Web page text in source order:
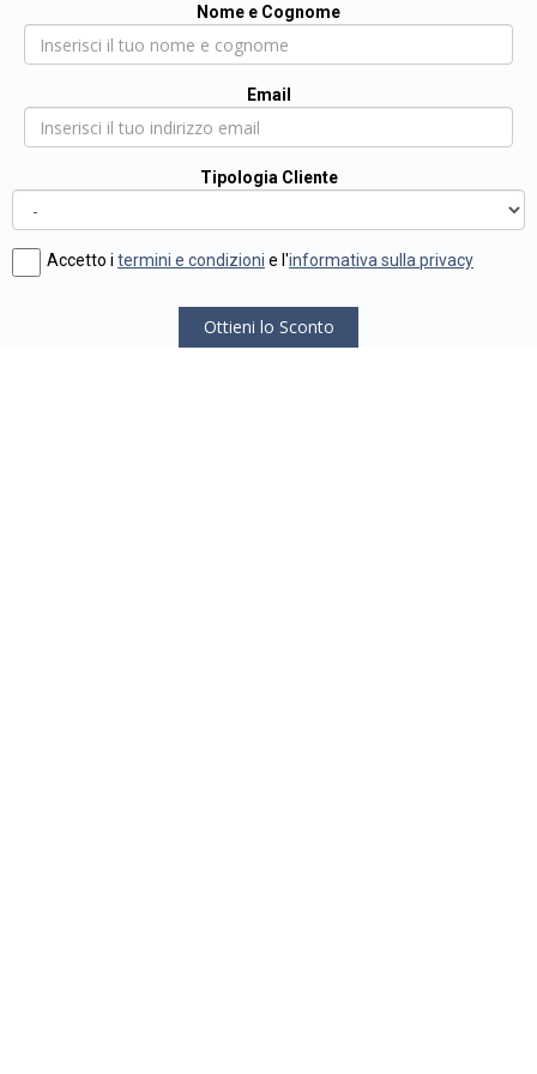
Nome e Cognome
Email
Tipologia Cliente
Accetto i termini e condizioni e l'informativa sulla privacy
Ottieni lo Sconto